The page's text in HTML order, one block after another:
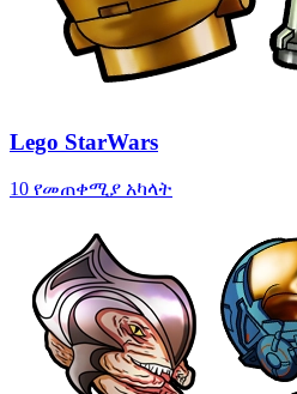
Lego StarWars
10 የመጠቀሚያ አካላት